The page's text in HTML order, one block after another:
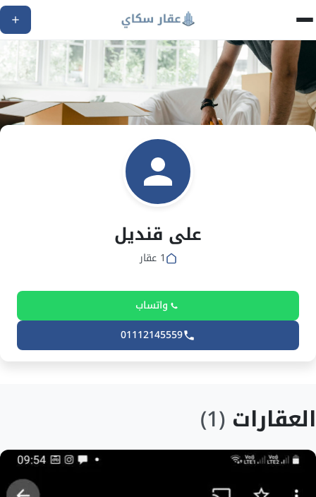
على قنديل
1 عقار
واتساب
01112145559
العقارات (1)